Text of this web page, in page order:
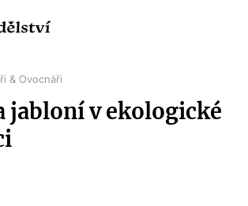
& Ovocnáři
jabloní v ekologické